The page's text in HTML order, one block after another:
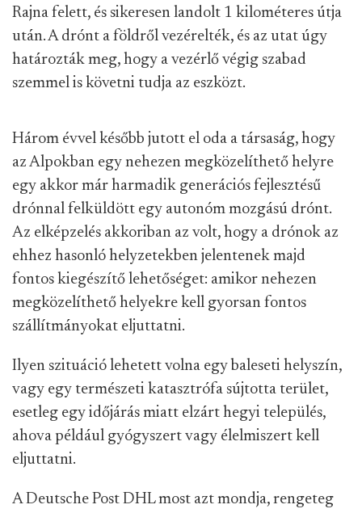
Rajna felett, és sikeresen landolt 1 kilométeres útja
után. A drónt a földről vezérelték, és az utat úgy
határozták meg, hogy a vezérlő végig szabad
szemmel is követni tudja az eszközt.
Három évvel később jutott el oda a társaság, hogy
az Alpokban egy nehezen megközelíthető helyre
egy akkor már harmadik generációs fejlesztésű
drónnal felküldött egy autonóm mozgású drónt.
Az elképzelés akkoriban az volt, hogy a drónok az
ehhez hasonló helyzetekben jelentenek majd
fontos kiegészítő lehetőséget: amikor nehezen
megközelíthető helyekre kell gyorsan fontos
szállítmányokat eljuttatni.
Ilyen szituáció lehetett volna egy baleseti helyszín,
vagy egy természeti katasztrófa sújtotta terület,
esetleg egy időjárás miatt elzárt hegyi település,
ahova például gyógyszert vagy élelmiszert kell
eljuttatni.
A Deutsche Post DHL most azt mondja, rengeteg